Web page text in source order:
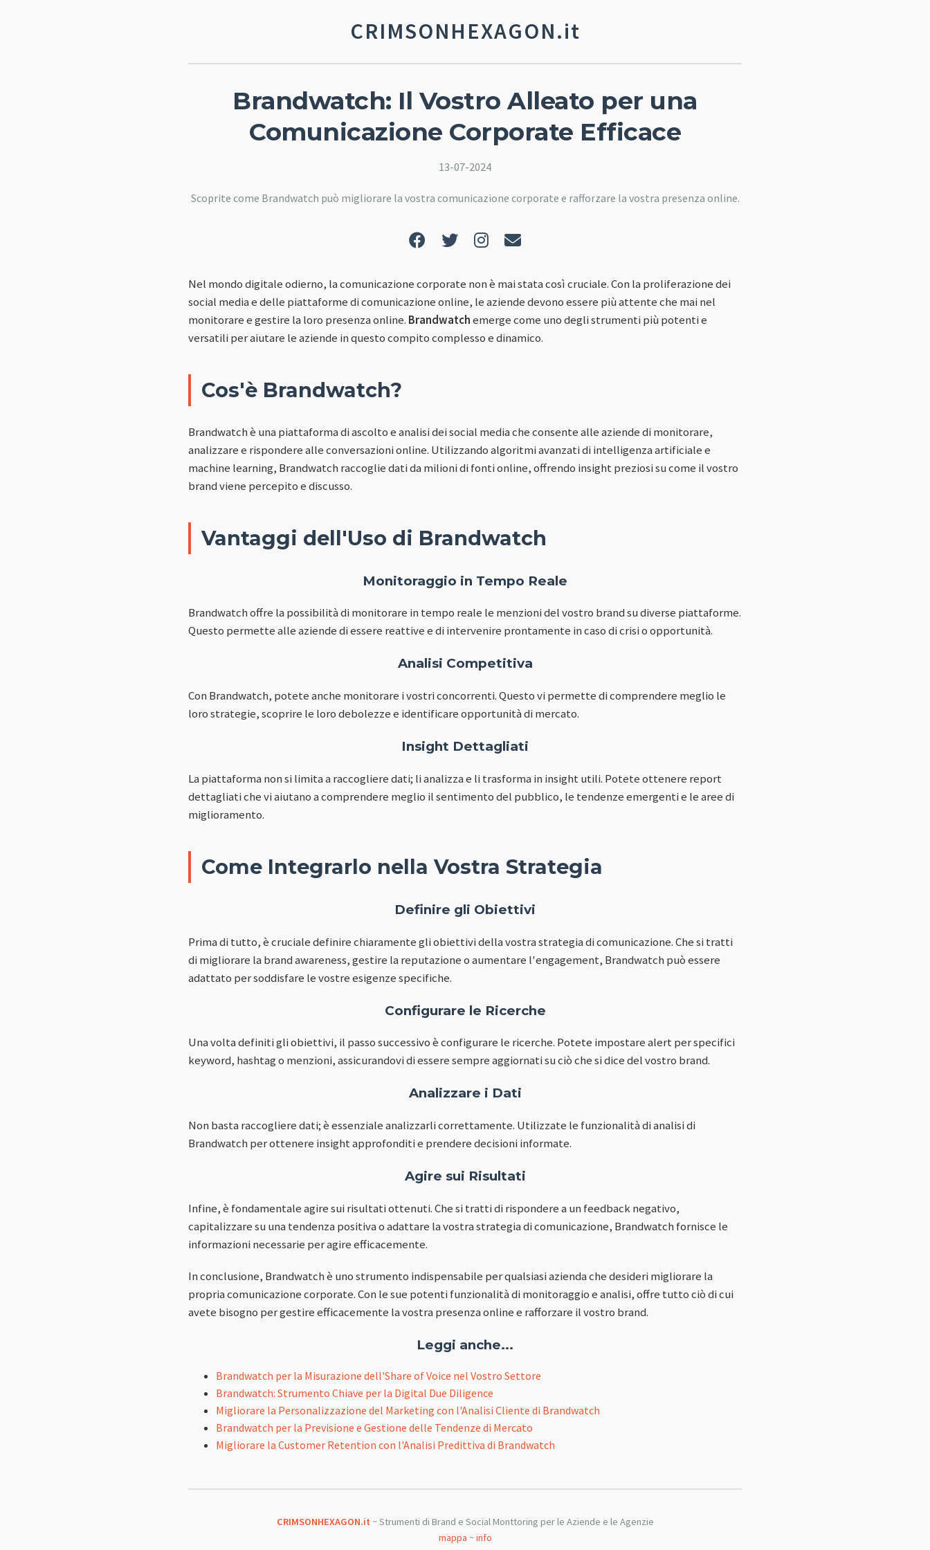
CRIMSONHEXAGON.it
Brandwatch: Il Vostro Alleato per una
Comunicazione Corporate Efficace
13-07-2024
Scoprite come Brandwatch può migliorare la vostra comunicazione corporate e rafforzare la vostra presenza online.
Nel mondo digitale odierno, la comunicazione corporate non è mai stata così cruciale. Con la proliferazione dei
social media e delle piattaforme di comunicazione online, le aziende devono essere più attente che mai nel
monitorare e gestire la loro presenza online. Brandwatchemerge come uno degli strumenti più potenti e
versatili per aiutare le aziende in questo compito complesso e dinamico.
Cos'è Brandwatch?
Brandwatch è una piattaforma di ascolto e analisi dei social media che consente alle aziende di monitorare,
analizzare e rispondere alle conversazioni online. Utilizzando algoritmi avanzati di intelligenza artificiale e
machine learning, Brandwatch raccoglie dati da milioni di fonti online, offrendo insight preziosi su come il vostro
brand viene percepito e discusso.
Vantaggi dell'Uso di Brandwatch
Monitoraggio in Tempo Reale
Brandwatch offre la possibilità di monitorare in tempo reale le menzioni del vostro brand su diverse piattaforme.
Questo permette alle aziende di essere reattive e di intervenire prontamente in caso di crisi o opportunità.
Analisi Competitiva
Con Brandwatch, potete anche monitorare i vostri concorrenti. Questo vi permette di comprendere meglio le
loro strategie, scoprire le loro debolezze e identificare opportunità di mercato.
Insight Dettagliati
La piattaforma non si limita a raccogliere dati; li analizza e li trasforma in insight utili. Potete ottenere report
dettagliati che vi aiutano a comprendere meglio il sentimento del pubblico, le tendenze emergenti e le aree di
miglioramento.
Come Integrarlo nella Vostra Strategia
Definire gli Obiettivi
Prima di tutto, è cruciale definire chiaramente gli obiettivi della vostra strategia di comunicazione. Che si tratti
di migliorare la brand awareness, gestire la reputazione o aumentare l'engagement, Brandwatch può essere
adattato per soddisfare le vostre esigenze specifiche.
Configurare le Ricerche
Una volta definiti gli obiettivi, il passo successivo è configurare le ricerche. Potete impostare alert per specifici
keyword, hashtag o menzioni, assicurandovi di essere sempre aggiornati su ciò che si dice del vostro brand.
Analizzare i Dati
Non basta raccogliere dati; è essenziale analizzarli correttamente. Utilizzate le funzionalità di analisi di
Brandwatch per ottenere insight approfonditi e prendere decisioni informate.
Agire sui Risultati
Infine, è fondamentale agire sui risultati ottenuti. Che si tratti di rispondere a un feedback negativo,
capitalizzare su una tendenza positiva o adattare la vostra strategia di comunicazione, Brandwatch fornisce le
informazioni necessarie per agire efficacemente.
In conclusione, Brandwatch è uno strumento indispensabile per qualsiasi azienda che desideri migliorare la
propria comunicazione corporate. Con le sue potenti funzionalità di monitoraggio e analisi, offre tutto ciò di cui
avete bisogno per gestire efficacemente la vostra presenza online e rafforzare il vostro brand.
Leggi anche...
Brandwatch per la Misurazione dell'Share of Voice nel Vostro Settore
Brandwatch: Strumento Chiave per la Digital Due Diligence
Migliorare la Personalizzazione del Marketing con l'Analisi Cliente di Brandwatch
Brandwatch per la Previsione e Gestione delle Tendenze di Mercato
Migliorare la Customer Retention con l'Analisi Predittiva di Brandwatch
CRIMSONHEXAGON.it ~ Strumenti di Brand e Social Monttoring per le Aziende e le Agenzie
mappa ~info